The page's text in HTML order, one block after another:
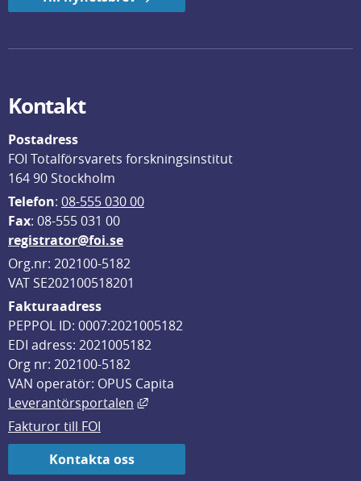
Kontakt
Postadress
FOI Totalförsvarets forskningsinstitut
164 90 Stockholm
Telefon: 08-555 030 00
Fax: 08-555 031 00
registrator@foi.se
Org.nr: 202100-5182
VAT SE202100518201
Fakturaadress
PEPPOL ID: 0007:2021005182
EDI adress: 2021005182
Org nr: 202100-5182
VAN operatör: OPUS Capita
Leverantörsportalen
Länk till annan webbplats, öppnas
Fakturor till FOI
Kontakta oss